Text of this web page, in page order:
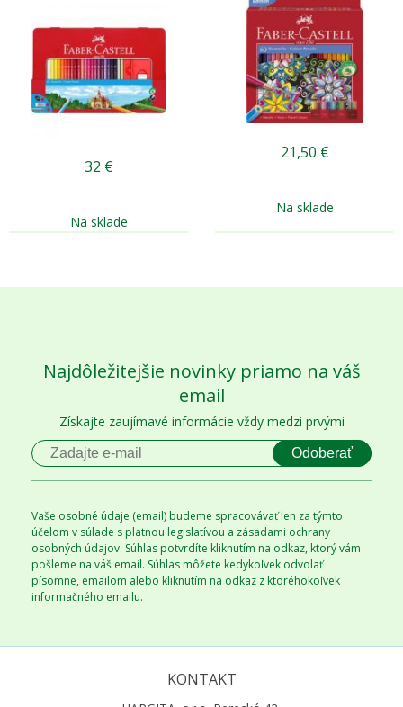
32 €
Na sklade
21,50 €
Na sklade
Najdôležitejšie novinky priamo na váš
email
Získajte zaujímavé informácie vždy medzi prvými
Odoberať
Vaše osobné údaje (email) budeme spracovávať len za týmto
účelom v súlade s platnou legislatívou a zásadami ochrany
osobných údajov. Súhlas potvrdíte kliknutím na odkaz, ktorý vám
pošleme na váš email. Súhlas môžete kedykoľvek odvolať
písomne, emailom alebo kliknutím na odkaz z ktoréhokoľvek
informačného emailu.
KONTAKT